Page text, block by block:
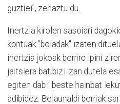
guztiei", zehaztu du.
Inertzia kirolen sasoiari
kontuak "boladak" izaten
inertzia jokoak berriro ipini
jaitsiera bat bizi izan dutela
egiten dabil beste hainbat
adibidez. Belaunaldi berriak